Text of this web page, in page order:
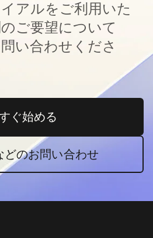
アルをご利用いた
ご要望について
い合わせくださ
ぐ始める
新しいタブで開く
どのお問い合わせ